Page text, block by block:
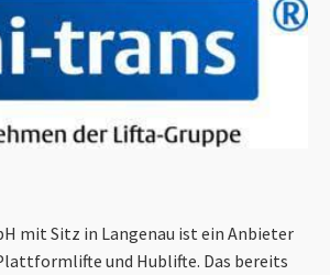
mit Sitz in Langenau ist ein Anbieter
und Hublifte. Das bereits